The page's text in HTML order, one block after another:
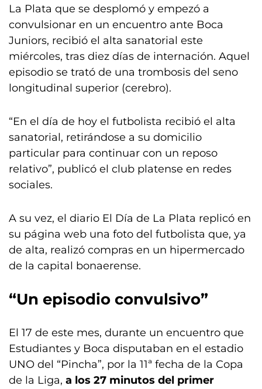
La Plata que se desplomó y empezó a
convulsionar en un encuentro ante Boca
Juniors, recibió el alta sanatorial este
miércoles, tras diez días de internación. Aquel
episodio se trató de una trombosis del seno
longitudinal superior (cerebro).
“En el día de hoy el futbolista recibió el alta
sanatorial, retirándose a su domicilio
particular para continuar con un reposo
relativo”, publicó el club platense en redes
sociales.
A su vez, el diario El Día de La Plata replicó en
su página web una foto del futbolista que, ya
de alta, realizó compras en un hipermercado
de la capital bonaerense.
“Un episodio convulsivo”
El 17 de este mes, durante un encuentro que
Estudiantes y Boca disputaban en el estadio
UNO del “Pincha”, por la 11ª fecha de la Copa
de la Liga, a los 27 minutos del primer